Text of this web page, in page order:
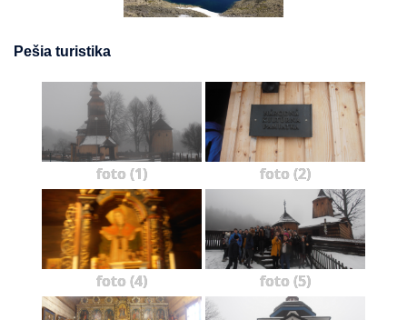
Pešia turistika
foto (1) foto (2)
foto (4) foto (5)